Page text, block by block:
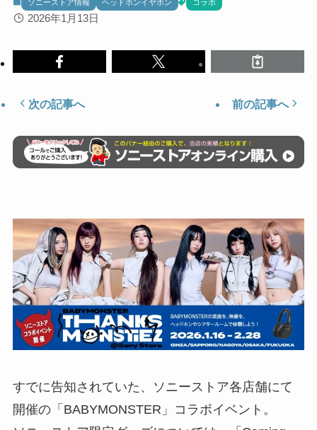
ソニーストア情報 ヘッドホンイヤホン コラボ
2026年1月13日
次の記事へ 前の記事へ
すでに告知されていた、ソニーストア各店舗にて
開催の「BABYMONSTER」コラボイベント。